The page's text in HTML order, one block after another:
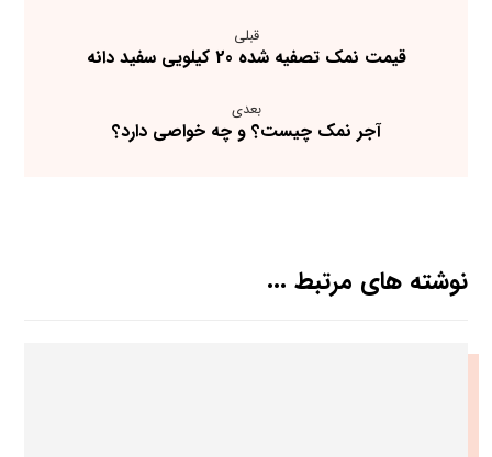
قبلی
قیمت نمک تصفیه شده 20 کیلویی سفید دانه
بعدی
آجر نمک چیست؟ و چه خواصی دارد؟
نوشته های مرتبط ...